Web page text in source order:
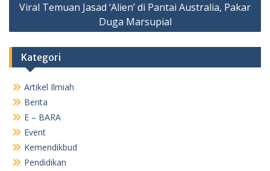
Viral Temuan Jasad ‘Alien’ di Pantai Australia, Pakar
Duga Marsupial
Kategori
Artikel Ilmiah
Berita
E – BARA
Event
Kemendikbud
Pendidikan